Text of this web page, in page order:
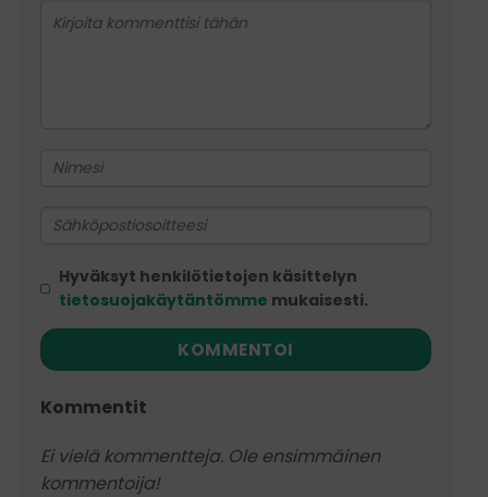
Hyväksyt henkilötietojen käsittelyn
tietosuojakäytäntömme mukaisesti.
KOMMENTOI
Kommentit
Ei vielä kommentteja. Ole ensimmäinen
kommentoija!